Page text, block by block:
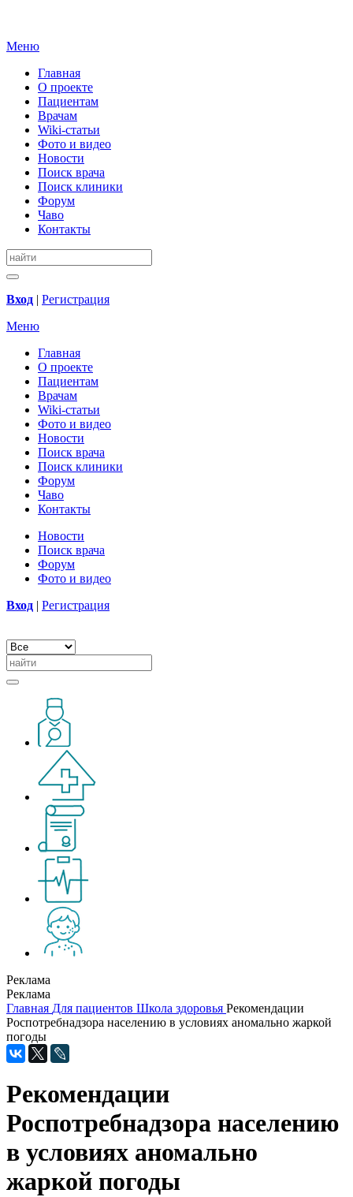
Меню
Главная
О проекте
Пациентам
Врачам
Wiki-статьи
Фото и видео
Новости
Поиск врача
Поиск клиники
Форум
Чаво
Контакты
Вход | Регистрация
Меню
Главная
О проекте
Пациентам
Врачам
Wiki-статьи
Фото и видео
Новости
Поиск врача
Поиск клиники
Форум
Чаво
Контакты
Новости
Поиск врача
Форум
Фото и видео
Вход | Регистрация
Реклама
Реклама
Главная Для пациентов Школа здоровья Рекомендации
Роспотребнадзора населению в условиях аномально жаркой
погоды
Рекомендации
Роспотребнадзора населению
в условиях аномально
жаркой погоды